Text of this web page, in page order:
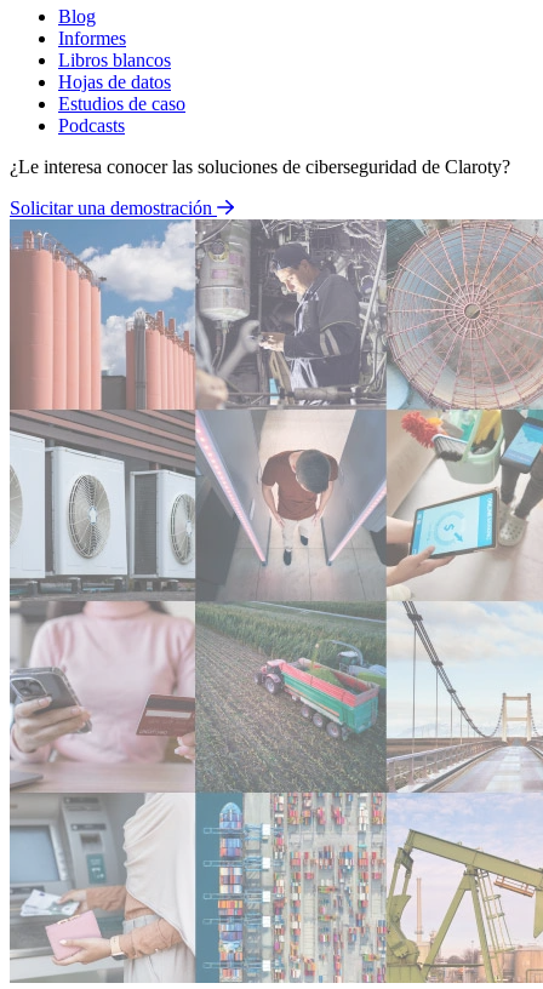
Blog
Informes
Libros blancos
Hojas de datos
Estudios de caso
Podcasts
¿Le interesa conocer las soluciones de ciberseguridad de Claroty?
Solicitar una demostración